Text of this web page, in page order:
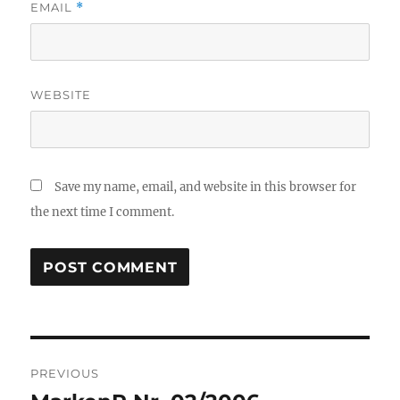
EMAIL *
WEBSITE
Save my name, email, and website in this browser for
the next time I comment.
navigation
PREVIOUS